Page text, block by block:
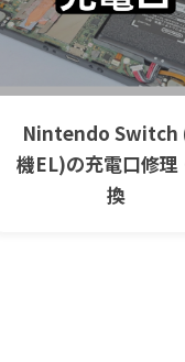
Nintendo Switch
機EL)の充電口修理
換